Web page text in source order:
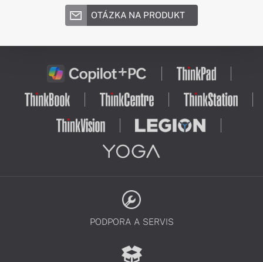
OTÁZKA NA PRODUKT
PODPORA A SERVIS